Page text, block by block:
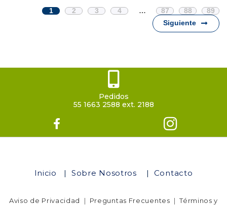
1 2 3 4 … 87 88
89
Siguiente
Pedidos
55 1663 2588 ext. 2188
Inicio |Sobre Nosotros | Contacto
Aviso de Privacidad | Preguntas Frecuentes |Términos y